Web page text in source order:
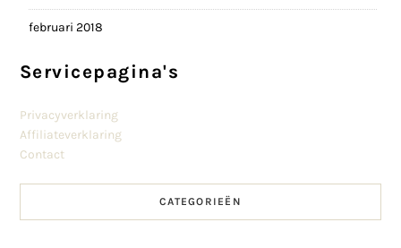
februari 2018
Servicepagina's
Privacyverklaring
Affiliateverklaring
Contact
CATEGORIEËN